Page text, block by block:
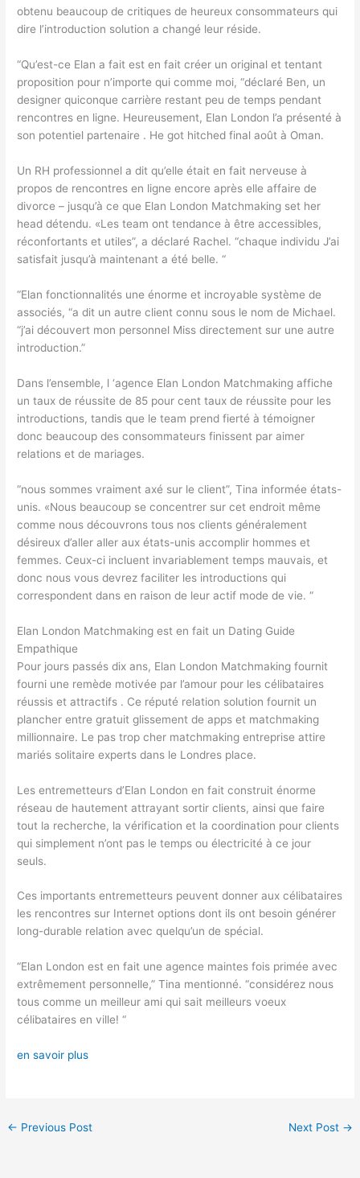
obtenu beaucoup de critiques de heureux consommateurs qui
dire l’introduction solution a changé leur réside.
“Qu’est-ce Elan a fait est en fait créer un original et tentant
proposition pour n’importe qui comme moi, “déclaré Ben, un
designer quiconque carrière restant peu de temps pendant
rencontres en ligne. Heureusement, Elan London l’a présenté à
son potentiel partenaire . He got hitched final août à Oman.
Un RH professionnel a dit qu’elle était en fait nerveuse à
propos de rencontres en ligne encore après elle affaire de
divorce – jusqu’à ce que Elan London Matchmaking set her
head détendu. «Les team ont tendance à être accessibles,
réconfortants et utiles”, a déclaré Rachel. “chaque individu J’ai
satisfait jusqu’à maintenant a été belle. “
“Elan fonctionnalités une énorme et incroyable système de
associés, “a dit un autre client connu sous le nom de Michael.
“j’ai découvert mon personnel Miss directement sur une autre
introduction.”
Dans l’ensemble, l ‘agence Elan London Matchmaking affiche
un taux de réussite de 85 pour cent taux de réussite pour les
introductions, tandis que le team prend fierté à témoigner
donc beaucoup des consommateurs finissent par aimer
relations et de mariages.
“nous sommes vraiment axé sur le client”, Tina informée états-
unis. «Nous beaucoup se concentrer sur cet endroit même
comme nous découvrons tous nos clients généralement
désireux d’aller aller aux états-unis accomplir hommes et
femmes. Ceux-ci incluent invariablement temps mauvais, et
donc nous vous devrez faciliter les introductions qui
correspondent dans en raison de leur actif mode de vie. “
Elan London Matchmaking est en fait un Dating Guide
Empathique
Pour jours passés dix ans, Elan London Matchmaking fournit
fourni une remède motivée par l’amour pour les célibataires
réussis et attractifs . Ce réputé relation solution fournit un
plancher entre gratuit glissement de apps et matchmaking
millionnaire. Le pas trop cher matchmaking entreprise attire
mariés solitaire experts dans le Londres place.
Les entremetteurs d’Elan London en fait construit énorme
réseau de hautement attrayant sortir clients, ainsi que faire
tout la recherche, la vérification et la coordination pour clients
qui simplement n’ont pas le temps ou électricité à ce jour
seuls.
Ces importants entremetteurs peuvent donner aux célibataires
les rencontres sur Internet options dont ils ont besoin générer
long-durable relation avec quelqu’un de spécial.
“Elan London est en fait une agence maintes fois primée avec
extrêmement personnelle,” Tina mentionné. “considérez nous
tous comme un meilleur ami qui sait meilleurs voeux
célibataires en ville! “
en savoir plus
← Previous Post Next Post →